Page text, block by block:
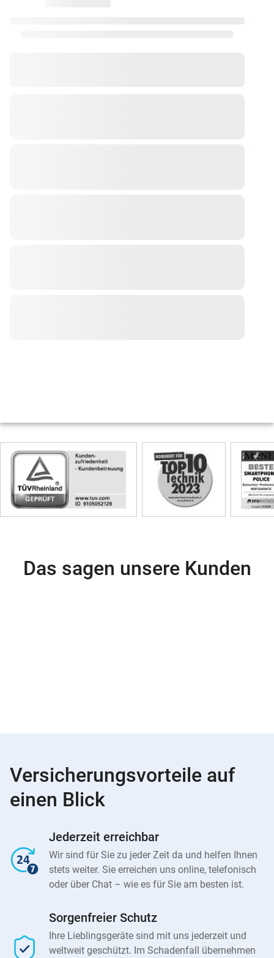
Skip
Siegel
Das sagen unsere Kunden
Versicherungsvorteile auf
einen Blick
Jederzeit erreichbar
Wir sind für Sie zu jeder Zeit da und helfen Ihnen
stets weiter. Sie erreichen uns online, telefonisch
oder über Chat – wie es für Sie am besten ist.
Sorgenfreier Schutz
Ihre Lieblingsgeräte sind mit uns jederzeit und
weltweit geschützt. Im Schadenfall übernehmen